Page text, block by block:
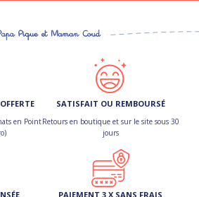
en Point
SATISFAIT OU REMBOURSÉ
Retours en boutique et sur le site sous 30
jours
PAIEMENT 3 X SANS FRAIS